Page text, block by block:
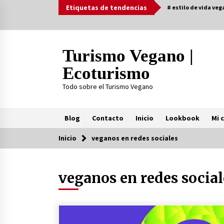
Etiquetas de tendencias # estilo de vida
Turismo Vegano |
Ecoturismo
Todo sobre el Turismo Vegano
Blog Contacto Inicio Lookbook Mi
Tendencia ahora
¿Practicar Yogan y ser Vegano es
mismo? Te lo explicamos acá
MOTERO VEGANO
Inicio veganos en redes sociales
veganos en redes